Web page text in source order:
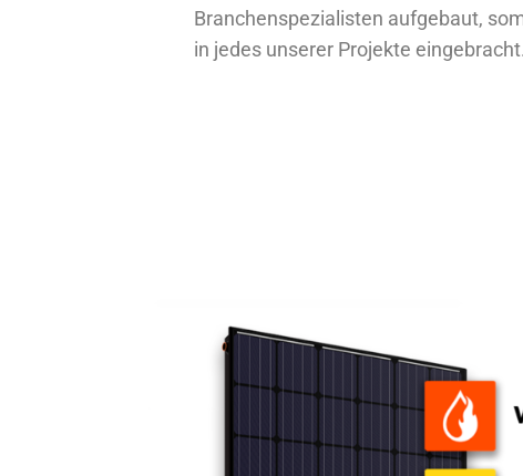
Branchenspezialisten aufgebaut,
in jedes unserer Projekte eingebracht.